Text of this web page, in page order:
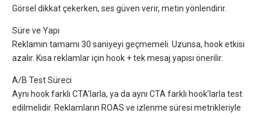
Görsel dikkat çekerken, ses güven verir, metin yönlendirir.
Süre ve Yapı
Reklamın tamamı 30 saniyeyi geçmemeli. Uzunsa, hook etkisi
azalır. Kısa reklamlar için hook + tek mesaj yapısı önerilir.
A/B Test Süreci
Aynı hook farklı CTA’larla, ya da aynı CTA farklı hook’larla test
edilmelidir. Reklamların ROAS ve izlenme süresi metrikleriyle